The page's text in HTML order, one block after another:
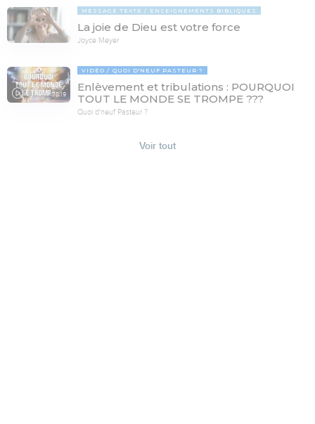
MESSAGE TEXTE ENSEIGNEMENTS BIBLIQUES
La joie de Dieu est votre force
Joyce Meyer
78:19
VIDÉO QUOI D'NEUF PASTEUR ?
Enlèvement et tribulations : POURQUOI
TOUT LE MONDE SE TROMPE ???
Quoi d'neuf Pasteur ?
Voir tout